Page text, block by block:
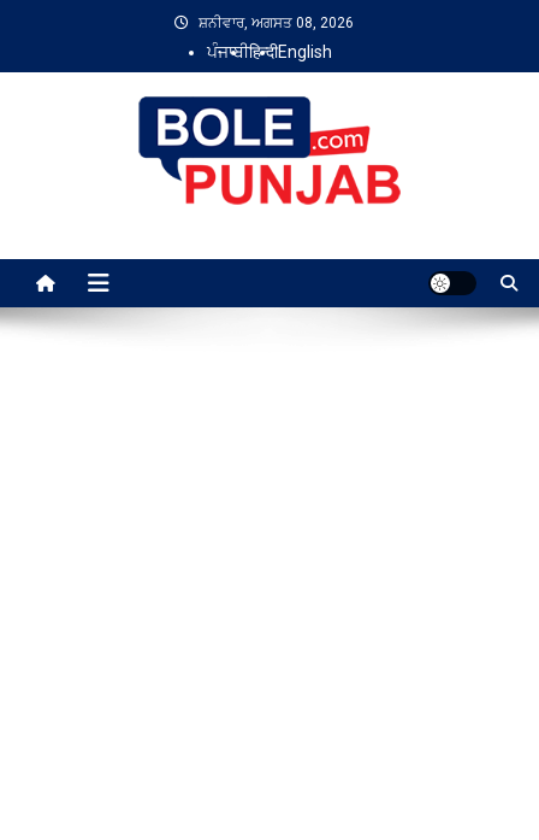
content
ਸ਼ਨੀਵਾਰ, ਅਗਸਤ 08, 2026
ਪੰਜਾਬੀहिन्दीEnglish